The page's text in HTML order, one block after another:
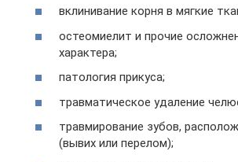
вклинивание корня в мягкие
остеомиелит и прочие
характера;
патология прикуса;
травматическое удаление
травмирование зубов,
(вывих или перелом);